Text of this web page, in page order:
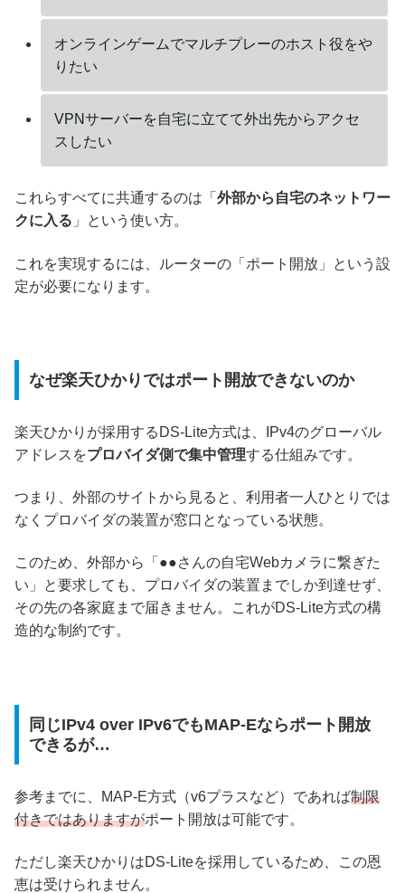
オンラインゲームでマルチプレーのホスト役をや
りたい
VPNサーバーを自宅に立てて外出先からアクセ
スしたい
これらすべてに共通するのは「 外部から自宅のネットワー
クに入る 」という使い方。
これを実現するには、ルーターの「ポート開放」という設
定が必要になります。
なぜ楽天ひかりではポート開放できないのか
楽天ひかりが採用するDS-Lite方式は、IPv4のグローバル
アドレスをプロバイダ側で集中管理する仕組みです。
つまり、外部のサイトから見ると、利用者一人ひとりでは
なくプロバイダの装置が窓口となっている状態。
このため、外部から「●●さんの自宅Webカメラに繋ぎた
い」と要求しても、プロバイダの装置までしか到達せず、
その先の各家庭まで届きません。これがDS-Lite方式の構
造的な制約です。
同じIPv4 over IPv6でもMAP-Eならポート開放
できるが…
参考までに、MAP-E方式（v6プラスなど）であれば制限
付きではありますがポート開放は可能です。
ただし楽天ひかりはDS-Liteを採用しているため、この恩
恵は受けられません。